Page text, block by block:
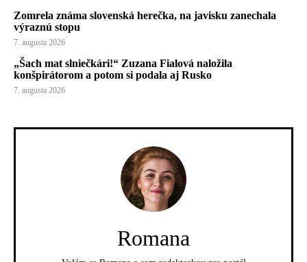
Zomrela známa slovenská herečka, na javisku zanechala
výraznú stopu
7. augusta 2026
„Šach mat slniečkári!“ Zuzana Fialová naložila
konšpirátorom a potom si podala aj Rusko
7. augusta 2026
Romana